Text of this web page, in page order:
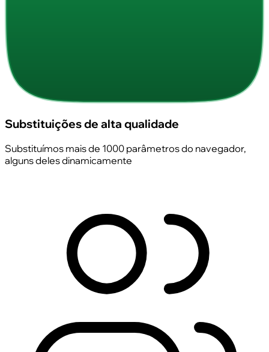
Substituições de alta qualidade
Substituímos mais de 1000 parâmetros do navegador,
alguns deles dinamicamente